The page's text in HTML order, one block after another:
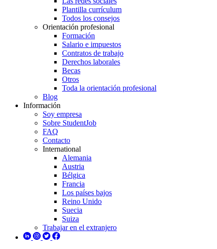
Plantilla currículum
Todos los consejos
Orientación profesional
Formación
Salario e impuestos
Contratos de trabajo
Derechos laborales
Becas
Otros
Toda la orientación profesional
Blog
Información
Soy empresa
Sobre StudentJob
FAQ
Contacto
International
Alemania
Austria
Bélgica
Francia
Los países bajos
Reino Unido
Suecia
Suiza
Trabajar en el extranjero